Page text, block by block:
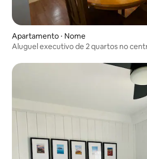
Apartamento ⋅ Nome
Aluguel executivo de 2 quartos no